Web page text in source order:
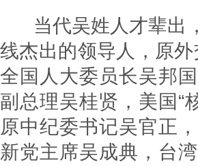
当代吴姓人才辈出
线杰出的领导人，原
全国人大委员长吴邦
副总理吴桂贤，美国“
原中纪委书记吴官正
新党主席吴成典，台